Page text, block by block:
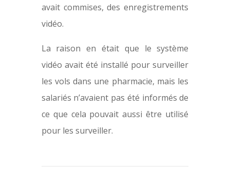
avait commises, des enregistrements
vidéo.
La raison en était que le système
vidéo avait été installé pour surveiller
les vols dans une pharmacie, mais les
salariés n’avaient pas été informés de
ce que cela pouvait aussi être utilisé
pour les surveiller.